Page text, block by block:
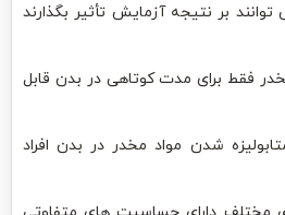
بر نتیجه آزمایش تأثیر بگذارند
فقط برای مدت کوتاهی در بدن قابل
شدن مواد مخدر در بدن افراد